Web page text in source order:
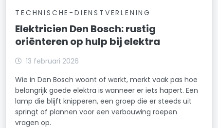
TECHNISCHE-DIENSTVERLENING
Elektricien Den Bosch: rustig
oriënteren op hulp bij elektra
13 februari 2026
Wie in Den Bosch woont of werkt, merkt vaak pas hoe
belangrijk goede elektra is wanneer er iets hapert. Een
lamp die blijft knipperen, een groep die er steeds uit
springt of plannen voor een verbouwing roepen
vragen op.